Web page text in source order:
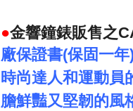
●金響鐘錶販售之
廠保證書(保固一年
時尚達人和運動員
膽鮮豔又堅韌的風